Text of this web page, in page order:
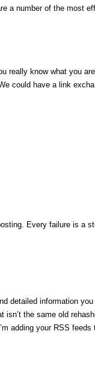
a number of the most
really know what you
could have a link
Every failure is a
detailed information you
the same old
adding your RSS